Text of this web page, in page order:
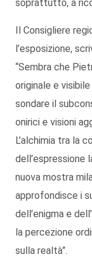
soprattutto, a
Il Consigliere
l’esposizione,
“Sembra che
originale e
sondare il
onirici e visioni
L’alchimia tra la
nuova mostra
approfondisce i
dell’enigma e
la percezione
sulla realtà”.